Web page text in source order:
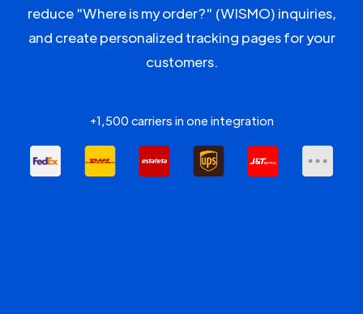
reduce "Where is my order?" (WISMO) inquiries,
and create personalized tracking pages for your
customers.
+1,500 carriers in one integration